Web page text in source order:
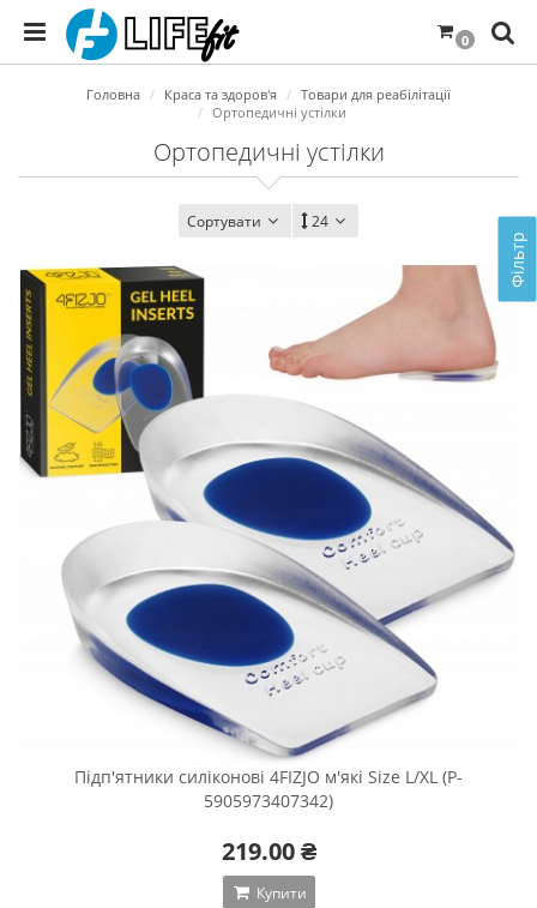
0
Фільтр
Головна Краса та здоров'я
Товари для реабілітації
Ортопедичні устілки
Ортопедичні устілки
Сортувати 24
Підп'ятники силіконові 4FIZJO м'які Size L/XL (P-
5905973407342)
219.00 ₴
Купити